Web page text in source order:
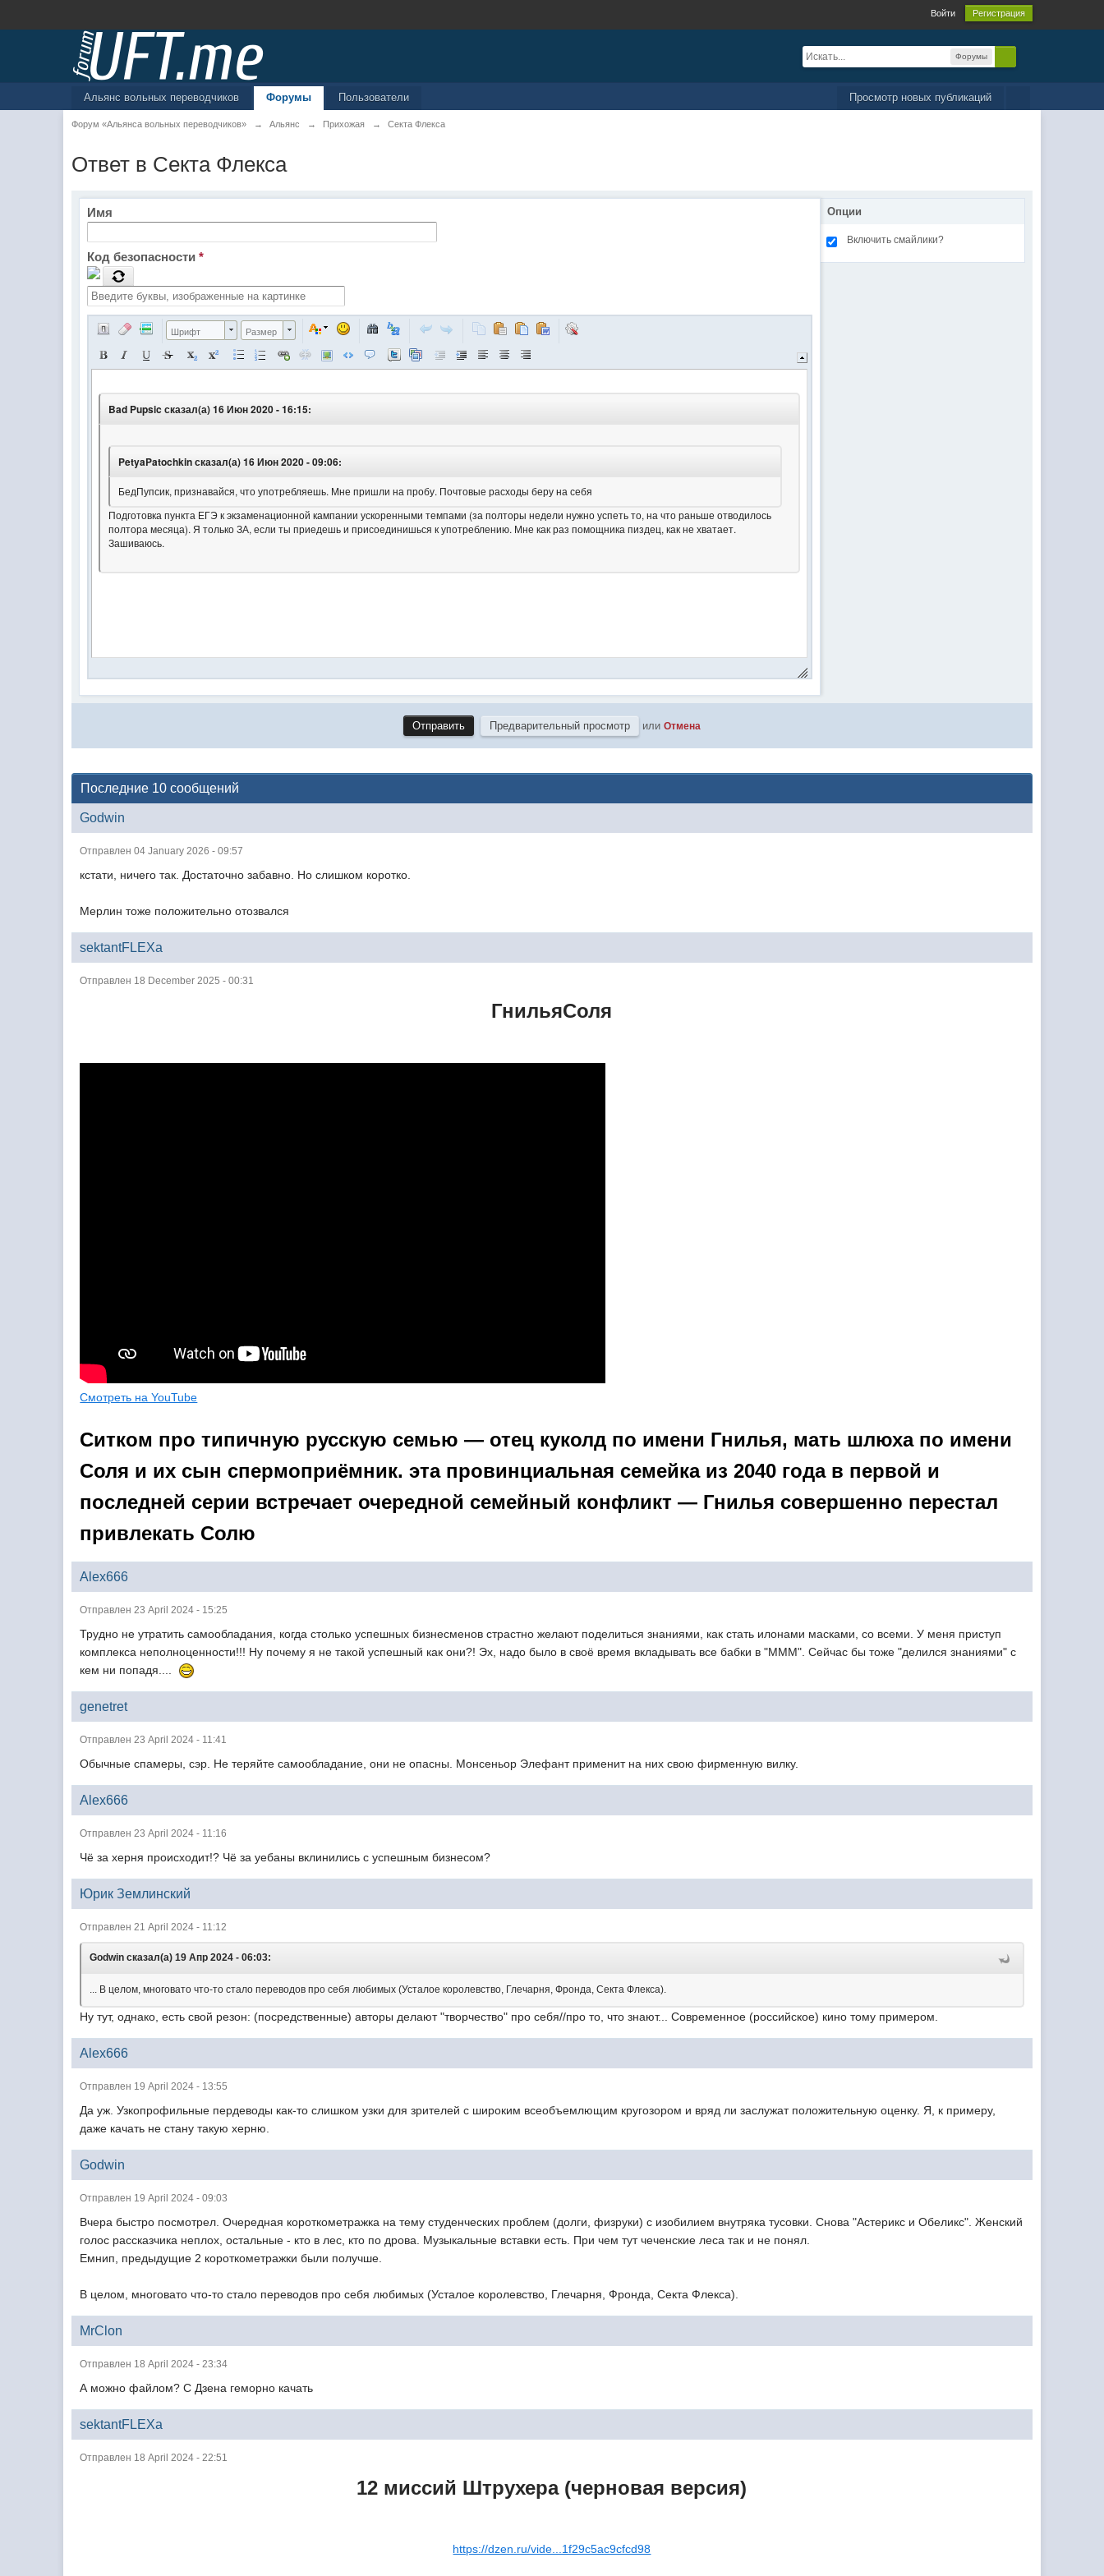
Войти Регистрация
Форумы
Просмотр новых публикаций
Альянс вольных переводчиков Форумы Пользователи
Форум «Альянса вольных переводчиков» → Альянс → Прихожая → Секта Флекса
Ответ в Секта Флекса
Опции
Включить смайлики?
Имя
Код безопасности*
Шрифт Размер
или Отмена
Последние 10 сообщений
Godwin
Отправлен 04 January 2026 - 09:57
кстати, ничего так. Достаточно забавно. Но слишком коротко.
Мерлин тоже положительно отозвался
sektantFLEXa
Отправлен 18 December 2025 - 00:31
ГнильяСоля
Смотреть на YouTube
Ситком про типичную русскую семью — отец куколд по имени Гнилья, мать шлюха по имени
Соля и их сын спермоприёмник. эта провинциальная семейка из 2040 года в первой и
последней серии встречает очередной семейный конфликт — Гнилья совершенно перестал
привлекать Солю
Alex666
Отправлен 23 April 2024 - 15:25
Трудно не утратить самообладания, когда столько успешных бизнесменов страстно желают поделиться знаниями, как стать илонами масками, со всеми. У меня приступ
комплекса неполноценности!!! Ну почему я не такой успешный как они?! Эх, надо было в своё время вкладывать все бабки в "МММ". Сейчас бы тоже "делился знаниями" с
кем ни попадя....
genetret
Отправлен 23 April 2024 - 11:41
Обычные спамеры, сэр. Не теряйте самообладание, они не опасны. Монсеньор Элефант применит на них свою фирменную вилку.
Alex666
Отправлен 23 April 2024 - 11:16
Чё за херня происходит!? Чё за уебаны вклинились с успешным бизнесом?
Юрик Землинский
Отправлен 21 April 2024 - 11:12
Godwin сказал(а) 19 Апр 2024 - 06:03:
... В целом, многовато что-то стало переводов про себя любимых (Усталое королевство, Глечарня, Фронда, Секта Флекса).
Ну тут, однако, есть свой резон: (посредственные) авторы делают "творчество" про себя//про то, что знают... Современное (российское) кино тому примером.
Alex666
Отправлен 19 April 2024 - 13:55
Да уж. Узкопрофильные пердеводы как-то слишком узки для зрителей с широким всеобъемлющим кругозором и вряд ли заслужат положительную оценку. Я, к примеру,
даже качать не стану такую херню.
Godwin
Отправлен 19 April 2024 - 09:03
Вчера быстро посмотрел. Очередная короткометражка на тему студенческих проблем (долги, физруки) с изобилием внутряка тусовки. Снова "Астерикс и Обеликс". Женский
голос рассказчика неплох, остальные - кто в лес, кто по дрова. Музыкальные вставки есть. При чем тут чеченские леса так и не понял.
Емнип, предыдущие 2 короткометражки были получше.
В целом, многовато что-то стало переводов про себя любимых (Усталое королевство, Глечарня, Фронда, Секта Флекса).
MrClon
Отправлен 18 April 2024 - 23:34
А можно файлом? С Дзена геморно качать
sektantFLEXa
Отправлен 18 April 2024 - 22:51
12 миссий Штрухера (черновая версия)
https://dzen.ru/vide...1f29c5ac9cfcd98